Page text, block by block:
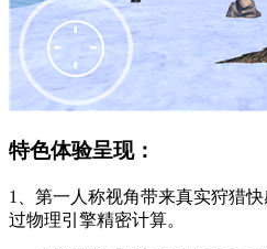
特色体验呈现：
1、第一人称视角带来真实狩猎
过物理引擎精密计算。